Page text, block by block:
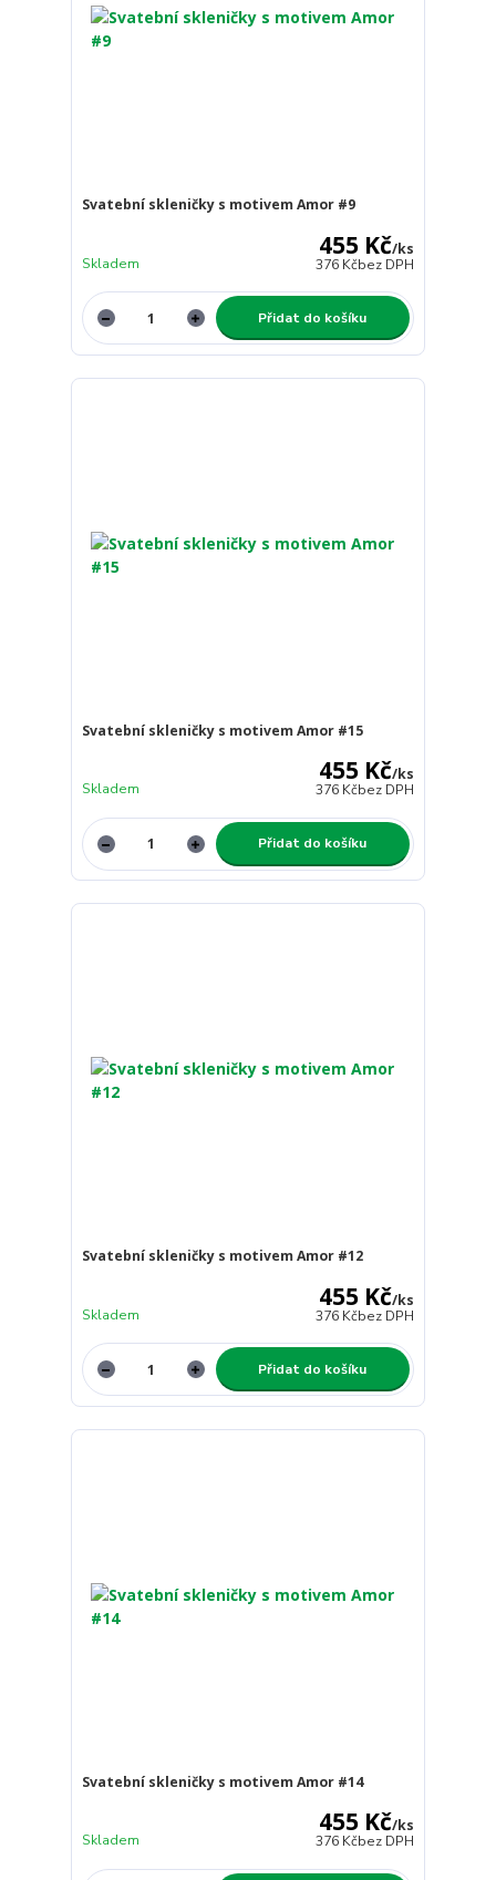
Svatební skleničky s motivem Amor #9
455 Kč/ks
376 Kčbez DPH
Skladem
Přidat do košíku
Svatební skleničky s motivem Amor #15
455 Kč/ks
376 Kčbez DPH
Skladem
Přidat do košíku
Svatební skleničky s motivem Amor #12
455 Kč/ks
376 Kčbez DPH
Skladem
Přidat do košíku
Svatební skleničky s motivem Amor #14
455 Kč/ks
376 Kčbez DPH
Skladem